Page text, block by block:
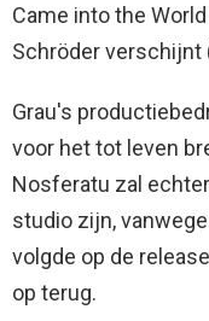
Came into the
Schröder verschijnt
Grau's
voor het tot leven
Nosferatu zal
studio zijn,
volgde op de
op terug.